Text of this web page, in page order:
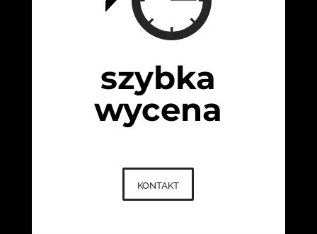
szybka
wycena
kontakt